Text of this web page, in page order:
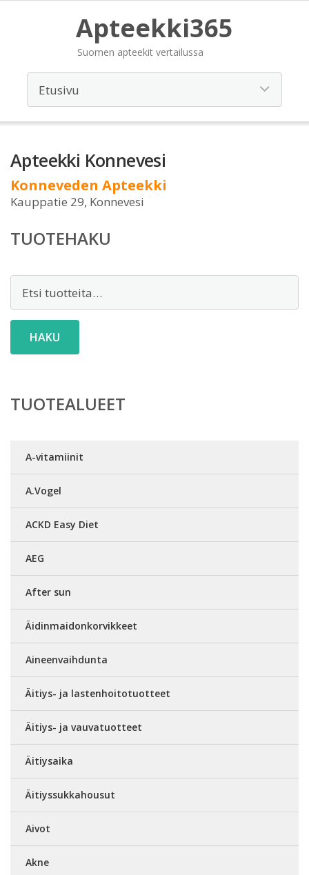
Apteekki365
Suomen apteekit vertailussa
Apteekki Konnevesi
Konneveden Apteekki
Kauppatie 29, Konnevesi
TUOTEHAKU
HAKU
TUOTEALUEET
A-vitamiinit
A.Vogel
ACKD Easy Diet
AEG
After sun
Äidinmaidonkorvikkeet
Aineenvaihdunta
Äitiys- ja lastenhoitotuotteet
Äitiys- ja vauvatuotteet
Äitiysaika
Äitiyssukkahousut
Aivot
Akne